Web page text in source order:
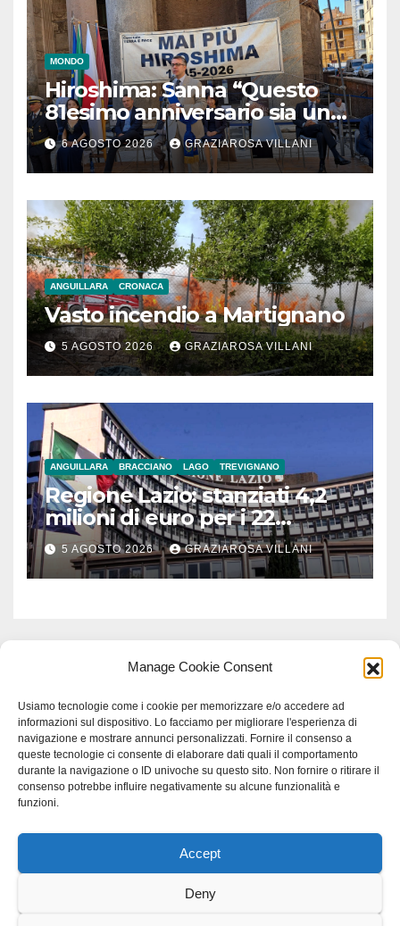
Manage Cookie Consent
Usiamo tecnologie come i cookie per memorizzare e/o accedere ad
informazioni sul dispositivo. Lo facciamo per migliorare l'esperienza di
navigazione e mostrare annunci personalizzati. Fornire il consenso a
queste tecnologie ci consente di elaborare dati quali il comportamento
durante la navigazione o ID univoche su questo sito. Non fornire o ritirare il
consenso potrebbe influire negativamente su alcune funzionalità e
funzioni.
Accept
Deny
MONDO
Hiroshima: Sanna “Questo
81esimo anniversario sia un
monito per tutti”
6 AGOSTO 2026 GRAZIAROSA VILLANI
ANGUILLARA CRONACA
Vasto incendio a Martignano
5 AGOSTO 2026 GRAZIAROSA VILLANI
ANGUILLARA BRACCIANO LAGO TREVIGNANO
Regione Lazio: stanziati 4,2
milioni di euro per i 22
Comuni dell’Etruria
Meridionale
5 AGOSTO 2026 GRAZIAROSA VILLANI
Proudly powered by WordPress|Tema: Newspaperex di
Scienzastudio specialistico bracciano